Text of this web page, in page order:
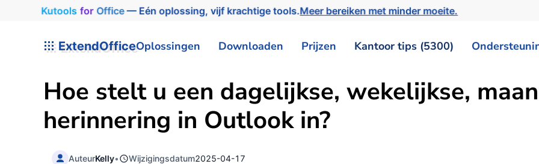
Kutools for Office— Eén oplossing, vijf krachtige tools.Meer bereiken met minder moeite.
ExtendOfficeOplossingen Downloaden Prijzen Kantoor tips (5300)
Hoe stelt u een dagelijkse, wekelijkse,
herinnering in Outlook in?
AuteurKelly• Wijzigingsdatum2025-04-17